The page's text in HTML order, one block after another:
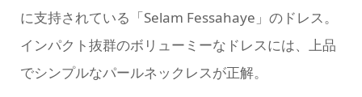
に支持されている「Selam Fessahaye」のドレス。
インパクト抜群のボリューミーなドレスには、上品
でシンプルなパールネックレスが正解。